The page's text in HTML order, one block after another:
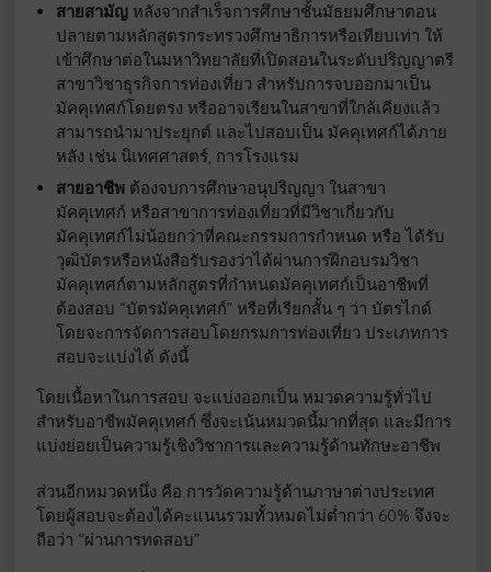
สายสามัญ หลังจากสำเร็จการศึกษาชั้นมัธยมศึกษาตอน
ปลายตามหลักสูตรกระทรวงศึกษาธิการหรือเทียบเท่า ให้
เข้าศึกษาต่อในมหาวิทยาลัยที่เปิดสอนในระดับปริญญาตรี
สาขาวิชาธุรกิจการท่องเที่ยว สำหรับการจบออกมาเป็น
มัคคุเทศก์โดยตรง หรืออาจเรียนในสาขาที่ใกล้เคียงแล้ว
สามารถนำมาประยุกต์ และไปสอบเป็น มัคคุเทศก์ได้ภาย
หลัง เช่น นิเทศศาสตร์, การโรงแรม
สายอาชีพ ต้องจบการศึกษาอนุปริญญา ในสาขา
มัคคุเทศก์ หรือสาขาการท่องเที่ยวที่มีวิชาเกี่ยวกับ
มัคคุเทศก์ไม่น้อยกว่าที่คณะกรรมการกำหนด หรือ ได้รับ
วุฒิบัตรหรือหนังสือรับรองว่าได้ผ่านการฝึกอบรมวิชา
มัคคุเทศก์ตามหลักสูตรที่กำหนดมัคคุเทศก์เป็นอาชีพที่
ต้องสอบ “บัตรมัคคุเทศก์” หรือที่เรียกสั้น ๆ ว่า บัตรไกด์
โดยจะการจัดการสอบโดยกรมการท่องเที่ยว ประเภทการ
สอบจะแบ่งได้ ดังนี้
โดยเนื้อหาในการสอบ จะแบ่งออกเป็น หมวดความรู้ทั่วไป
สำหรับอาชีพมัคคุเทศก์ ซึ่งจะเน้นหมวดนี้มากที่สุด และมีการ
แบ่งย่อยเป็นความรู้เชิงวิชาการและความรู้ด้านทักษะอาชีพ
ส่วนอีกหมวดหนึ่ง คือ การวัดความรู้ด้านภาษาต่างประเทศ
โดยผู้สอบจะต้องได้คะแนนรวมทั้วหมดไม่ต่ำกว่า 60% จึงจะ
ถือว่า “ผ่านการทดสอบ”